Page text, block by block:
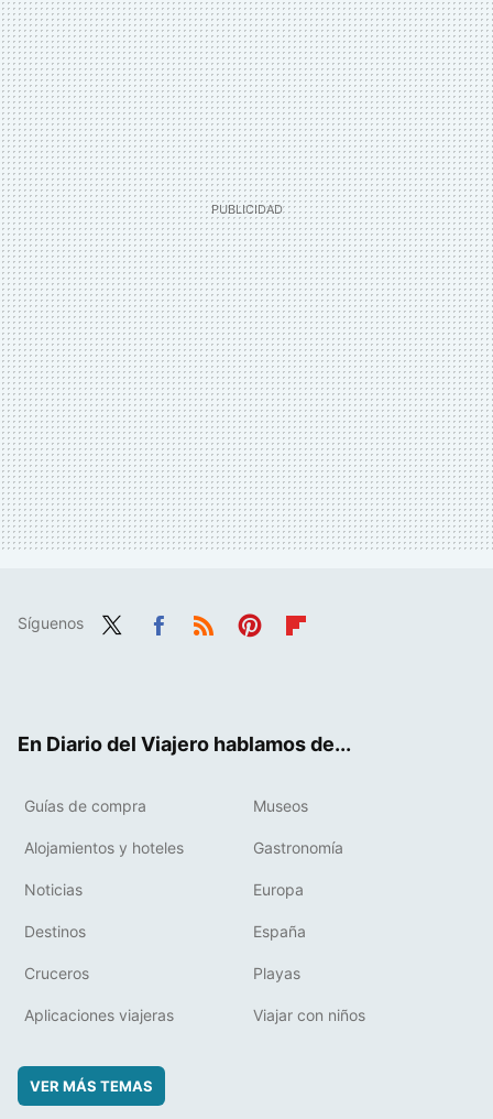
Síguenos
En Diario del Viajero hablamos de...
Guías de compra Museos
Alojamientos y hoteles Gastronomía
Noticias Europa
Destinos España
Cruceros Playas
Aplicaciones viajeras Viajar con niños
VER MÁS TEMAS